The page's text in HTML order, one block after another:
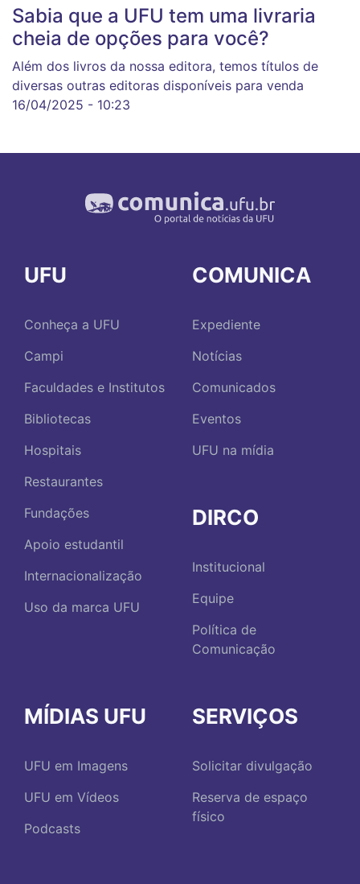
Sabia que a UFU tem uma livraria
cheia de opções para você?
Além dos livros da nossa editora, temos títulos de
diversas outras editoras disponíveis para venda
16/04/2025 - 10:23
UFU
Conheça a UFU
Campi
Faculdades e Institutos
Bibliotecas
Hospitais
Restaurantes
Fundações
Apoio estudantil
Internacionalização
Uso da marca UFU
COMUNICA
Expediente
Notícias
Comunicados
Eventos
UFU na mídia
DIRCO
Institucional
Equipe
Política de
Comunicação
MÍDIAS UFU
UFU em Imagens
UFU em Vídeos
Podcasts
SERVIÇOS
Solicitar divulgação
Reserva de espaço
físico